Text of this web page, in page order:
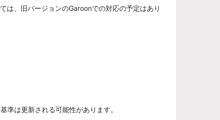
は、旧バージョンのGaroonでの対応の予定はあり
準は更新される可能性があります。